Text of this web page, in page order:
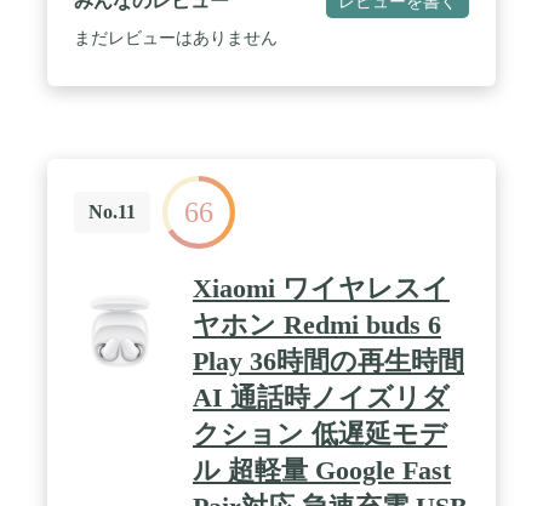
あります
まだレビューはありません
No.11 66
Xiaomi ワイヤレスイ
ヤホン Redmi buds 6
Play 36時間の再生時間
AI 通話時ノイズリダ
クション 低遅延モデ
ル 超軽量 Google Fast